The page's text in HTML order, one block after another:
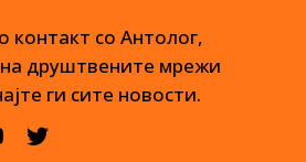
контакт со Антолог,
друштвените мрежи
ги сите новости.